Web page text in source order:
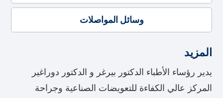
وسائل المواصلات
المزيد
يدير رؤساء الأطباء الدكتور بيرغر و الدكتور دوراغير
المركز عالي الكفاءة للتعويضات الصناعية وجراحة